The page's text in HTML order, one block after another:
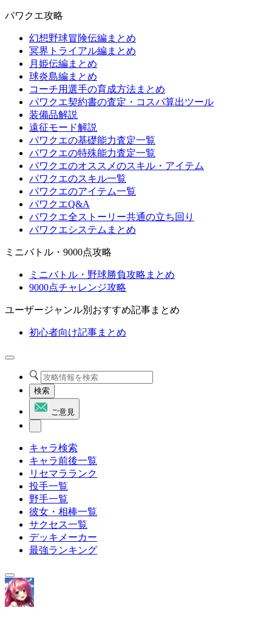
パワクエ攻略
幻想野球冒険伝編まとめ
冥界トライアル編まとめ
月姫伝編まとめ
球炎島編まとめ
コーチ用選手の育成方法まとめ
パワクエ契約書の査定・コスパ算出ツール
装備品解説
遠征モード解説
パワクエの基礎能力査定一覧
パワクエの特殊能力査定一覧
パワクエのオススメのスキル・アイテム
パワクエのスキル一覧
パワクエのアイテム一覧
パワクエQ&A
パワクエ全ストーリー共通の立ち回り
パワクエシステムまとめ
ミニバトル・9000点攻略
ミニバトル・野球勝負攻略まとめ
9000点チャレンジ攻略
ユーザージャンル別おすすめ記事まとめ
初心者向け記事まとめ
検索
ご意見
キャラ検索
キャラ前後一覧
リセマラランク
投手一覧
野手一覧
彼女・相棒一覧
サクセス一覧
デッキメーカー
最強ランキング